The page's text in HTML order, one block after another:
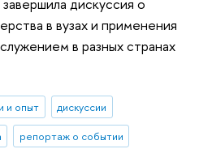
дискуссия о
в вузах и применения
в разных странах
и опыт
дискуссии
репортаж о событии